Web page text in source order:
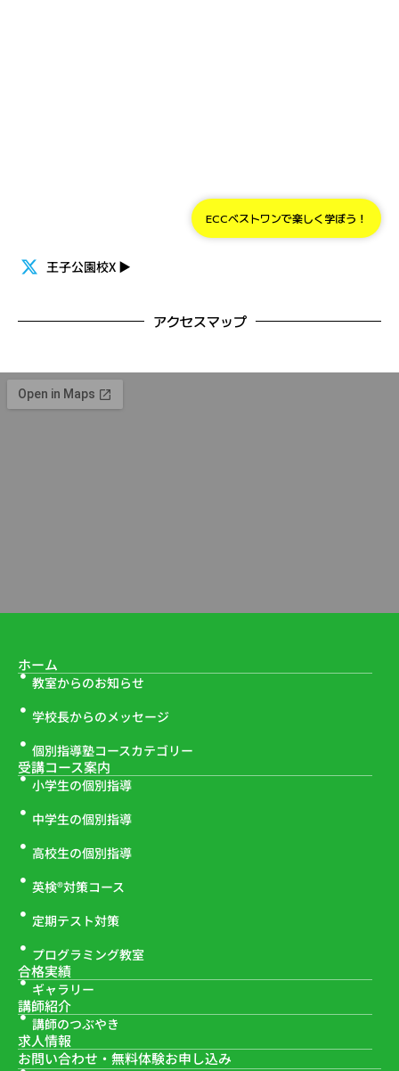
王子公園校X ▶
ECCベストワンで楽しく学ぼう！
アクセスマップ
ホーム
教室からのお知らせ
学校長からのメッセージ
個別指導塾コースカテゴリー
受講コース案内
小学生の個別指導
中学生の個別指導
高校生の個別指導
英検®対策コース
定期テスト対策
プログラミング教室
合格実績
ギャラリー
講師紹介
講師のつぶやき
求人情報
お問い合わせ・ 無料体験お申し込み